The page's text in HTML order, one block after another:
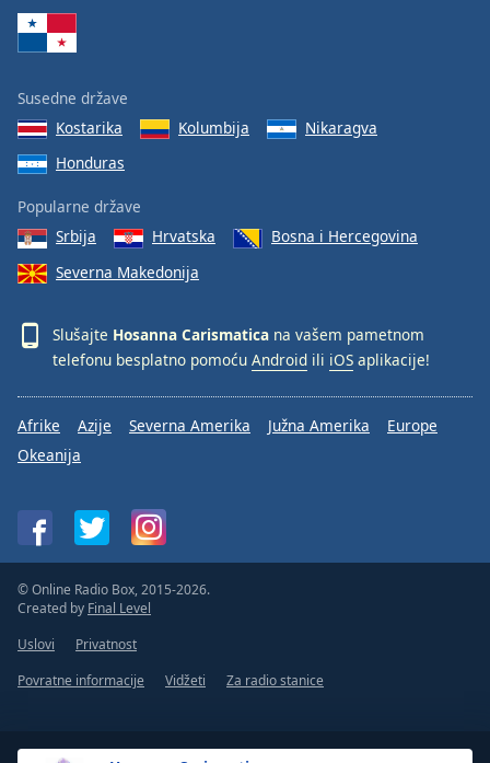
Susedne države
Kostarika
Kolumbija
Nikaragva
Honduras
Popularne države
Srbija
Hrvatska
Bosna i Hercegovina
Severna Makedonija
Slušajte Hosanna Carismatica na vašem pametnom
telefonu besplatno pomoću Android ili iOS aplikacije!
Afrike Azije Severna Amerika Južna Amerika
Europe
Okeanija
© Online Radio Box, 2015-2026.
Created by Final Level
Uslovi
Privatnost
Povratne informacije
Vidžeti Za radio stanice